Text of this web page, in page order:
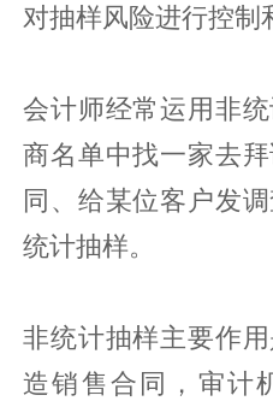
对抽样风险进行控制
会计师经常运用非
商名单中找一家去
同、给某位客户发
统计抽样。
非统计抽样主要作
造销售合同，审计